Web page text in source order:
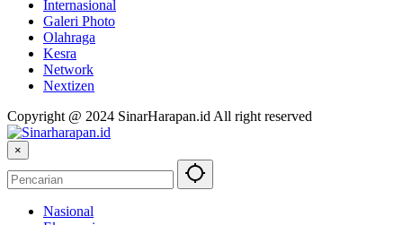
Internasional
Galeri Photo
Olahraga
Kesra
Network
Nextizen
Copyright @ 2024 SinarHarapan.id All right reserved
×
Nasional